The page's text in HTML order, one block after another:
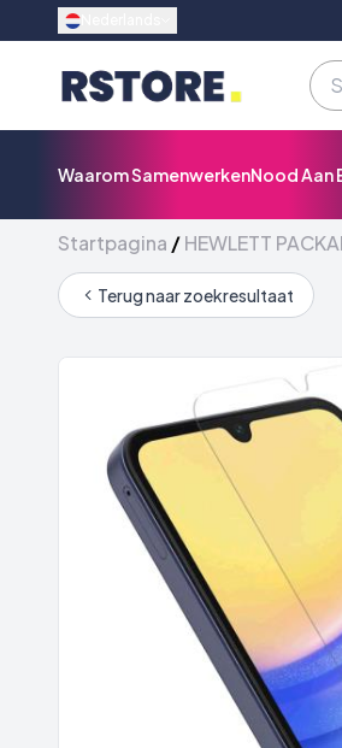
Waarom SamenwerkenNood Aan
Startpagina /HEWLETT
Terug naar zoekresultaat